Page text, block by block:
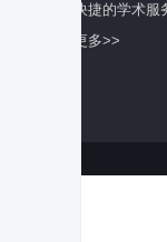
全面快捷的学术
了解更多>>